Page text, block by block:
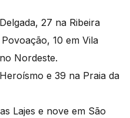
27 na Ribeira
10 em Vila
Nordeste.
e 39 na Praia da
Lajes e nove em São